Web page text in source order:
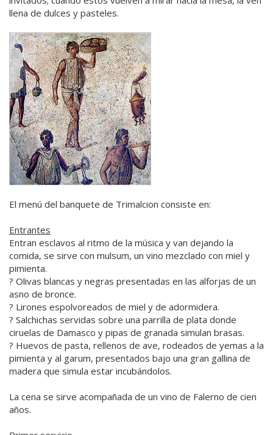
llena de dulces y pasteles.
El menú del banquete de Trimalcion consiste en:
Entrantes
Entran esclavos al ritmo de la música y van dejando la
comida, se sirve con mulsum, un vino mezclado con miel y
pimienta.
? Olivas blancas y negras presentadas en las alforjas de un
asno de bronce.
? Lirones espolvoreados de miel y de adormidera.
? Salchichas servidas sobre una parrilla de plata donde
ciruelas de Damasco y pipas de granada simulan brasas.
? Huevos de pasta, rellenos de ave, rodeados de yemas a la
pimienta y al garum, presentados bajo una gran gallina de
madera que simula estar incubándolos.
La cena se sirve acompañada de un vino de Falerno de cien
años.